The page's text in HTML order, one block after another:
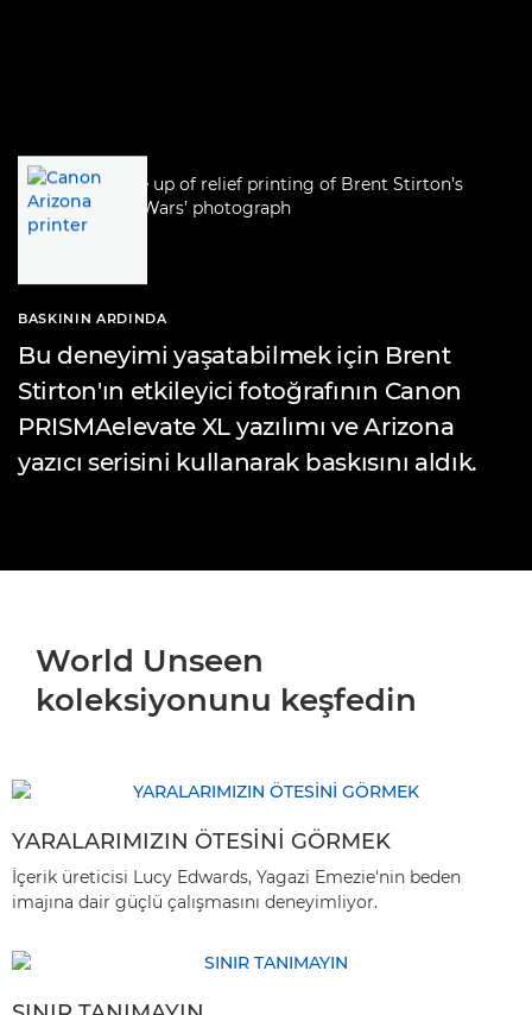
BASKININ ARDINDA
Bu deneyimi yaşatabilmek için Brent
Stirton'ın etkileyici fotoğrafının Canon
PRISMAelevate XL yazılımı ve Arizona
yazıcı serisini kullanarak baskısını aldık.
World Unseen
koleksiyonunu keşfedin
YARALARIMIZIN ÖTESİNİ GÖRMEK
İçerik üreticisi Lucy Edwards, Yagazi Emezie'nin beden
imajına dair güçlü çalışmasını deneyimliyor.